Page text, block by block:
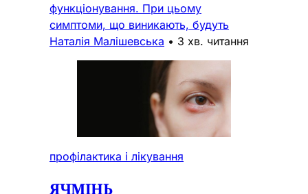
функціонування. При цьому
симптоми, що виникають, будуть
Наталія Малішевська • 3 хв. читання
профілактика і лікування
ЯЧМІНЬ